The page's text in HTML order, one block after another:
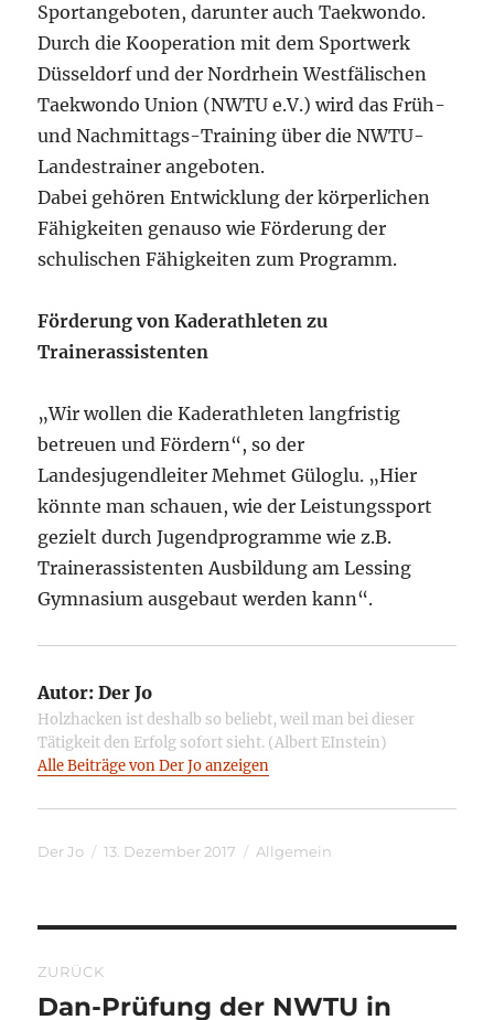
Sportangeboten, darunter auch Taekwondo.
Durch die Kooperation mit dem Sportwerk
Düsseldorf und der Nordrhein Westfälischen
Taekwondo Union (NWTU e.V.) wird das Früh-
und Nachmittags-Training über die NWTU-
Landestrainer angeboten.
Dabei gehören Entwicklung der körperlichen
Fähigkeiten genauso wie Förderung der
schulischen Fähigkeiten zum Programm.
Förderung von Kaderathleten zu
Trainerassistenten
„Wir wollen die Kaderathleten langfristig
betreuen und Fördern“, so der
Landesjugendleiter Mehmet Güloglu. „Hier
könnte man schauen, wie der Leistungssport
gezielt durch Jugendprogramme wie z.B.
Trainerassistenten Ausbildung am Lessing
Gymnasium ausgebaut werden kann“.
Autor: Der Jo
Holzhacken ist deshalb so beliebt, weil man bei dieser
Tätigkeit den Erfolg sofort sieht. (Albert EInstein)
Alle Beiträge von Der Jo anzeigen
Autor
Der Jo
Veröffentlicht
13. Dezember 2017 Kategorien
Allgemein
ZURÜCK
Vorheriger
Dan-Prüfung der NWTU in